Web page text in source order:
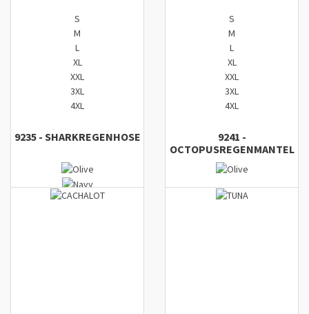
S
M
L
XL
XXL
3XL
4XL
9235- SHARKREGENHOSE
S
M
L
XL
XXL
3XL
4XL
9241 -
OCTOPUSREGENMANTEL